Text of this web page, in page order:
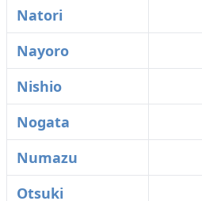
Natori
Nayoro
Nishio
Nogata
Numazu
Otsuki